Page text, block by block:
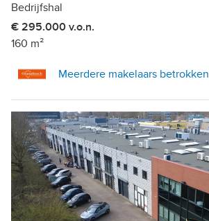
Bedrijfshal
€ 295.000 v.o.n.
160 m²
Meerdere makelaars betrokken